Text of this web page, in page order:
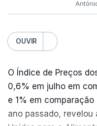
OUVIR
O Índice de Preços
0,6% em julho em
e 1% em
ano passado, revelou